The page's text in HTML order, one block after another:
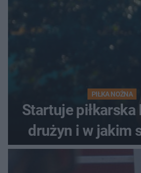
PIŁKA NOŻNA
Startuje piłkarska
drużyn i w jakim